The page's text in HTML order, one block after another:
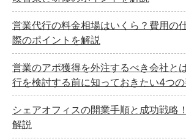
営業代行の料金相場はいくら？費用の
際のポイントを解説
営業のアポ獲得を外注するべき会社と
行を検討する前に知っておきたい4つ
シェアオフィスの開業手順と成功戦略
解説